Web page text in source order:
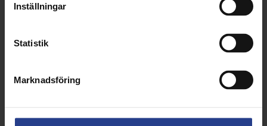
Inställningar
Statistik
Marknadsföring
Centrum för Personcentrerad Vård vid